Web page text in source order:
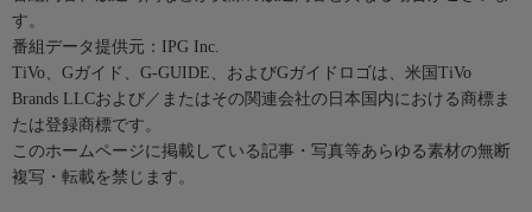
す。
番組データ提供元：IPG Inc.
TiVo、Gガイド、G-GUIDE、およびGガイドロゴは、米国TiVo
Brands LLCおよび／またはその関連会社の日本国内における商標ま
たは登録商標です。
このホームページに掲載している記事・写真等あらゆる素材の無断
複写・転載を禁じます。